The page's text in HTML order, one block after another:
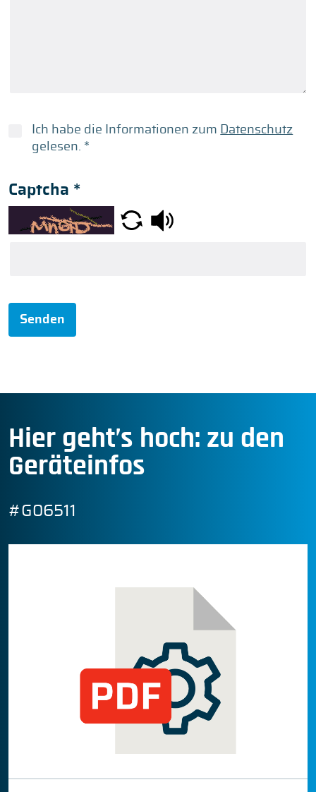
Ich habe die Informationen zum Datenschutz
gelesen. *
Captcha *
Senden
Hier geht’s hoch: zu den
Geräteinfos
#G06511